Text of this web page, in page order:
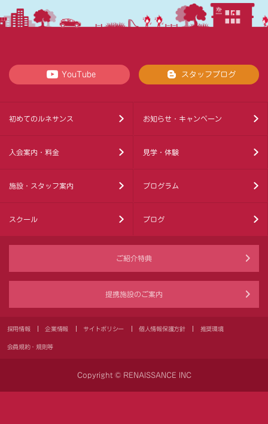
YouTube スタッフブログ
初めてのルネサンス お知らせ・キャンペーン
入会案内・料金 見学・体験
施設・スタッフ案内 プログラム
スクール ブログ
ご紹介特典
提携施設のご案内
採用情報 企業情報 サイトポリシー 個人情報保護方針 推奨環境
会員規約・規則等
Copyright © RENAISSANCE INC